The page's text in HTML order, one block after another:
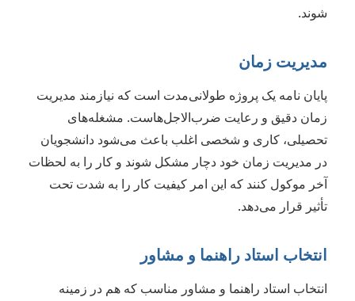
شوند.
مدیریت زمان
پایان نامه یک پروژه طولانی‌مدت است که نیازمند مدیریت
زمان دقیق و رعایت ضرب‌الاجل‌هاست. مشغله‌های
تحصیلی، کاری و شخصی اغلب باعث می‌شود دانشجویان
در مدیریت زمان خود دچار مشکل شوند و کار را به لحظات
آخر موکول کنند که این امر کیفیت کار را به شدت تحت
تأثیر قرار می‌دهد.
انتخاب استاد راهنما و مشاور
انتخاب استاد راهنما و مشاور مناسب که هم در زمینه